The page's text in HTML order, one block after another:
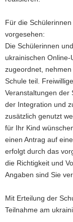
Für die
vorgesehen:
Die Schülerinnen
ukrainischen
zugeordnet,
Schule teil.
Veranstaltungen der
der Integration und
zusätzlich genutzt
für Ihr Kind
einen Antrag auf
erfolgt durch das
die Richtigkeit und
Angaben sind Sie
Mit Erteilung der
Teilnahme am